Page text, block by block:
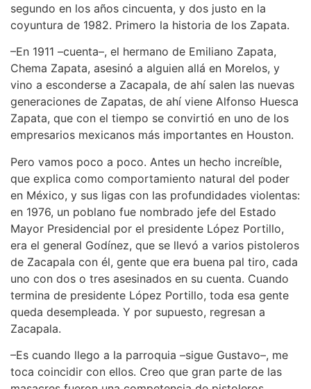
segundo en los años cincuenta, y dos justo en la
coyuntura de 1982. Primero la historia de los Zapata.
–En 1911 –cuenta–, el hermano de Emiliano Zapata,
Chema Zapata, asesinó a alguien allá en Morelos, y
vino a esconderse a Zacapala, de ahí salen las nuevas
generaciones de Zapatas, de ahí viene Alfonso Huesca
Zapata, que con el tiempo se convirtió en uno de los
empresarios mexicanos más importantes en Houston.
Pero vamos poco a poco. Antes un hecho increíble,
que explica como comportamiento natural del poder
en México, y sus ligas con las profundidades violentas:
en 1976, un poblano fue nombrado jefe del Estado
Mayor Presidencial por el presidente López Portillo,
era el general Godínez, que se llevó a varios pistoleros
de Zacapala con él, gente que era buena pal tiro, cada
uno con dos o tres asesinados en su cuenta. Cuando
termina de presidente López Portillo, toda esa gente
queda desempleada. Y por supuesto, regresan a
Zacapala.
–Es cuando llego a la parroquia –sigue Gustavo–, me
toca coincidir con ellos. Creo que gran parte de las